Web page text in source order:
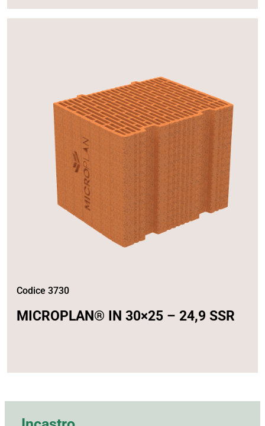
Codice 3730
MICROPLAN® IN 30×25 – 24,9 SSR